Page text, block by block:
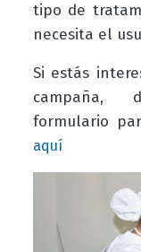
tipo de
necesita el
Si estás
campaña,
formulario
aquí